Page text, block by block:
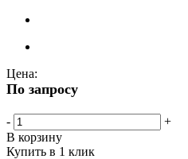
Цена:
По запросу
-
+
В корзину
Купить в 1 клик